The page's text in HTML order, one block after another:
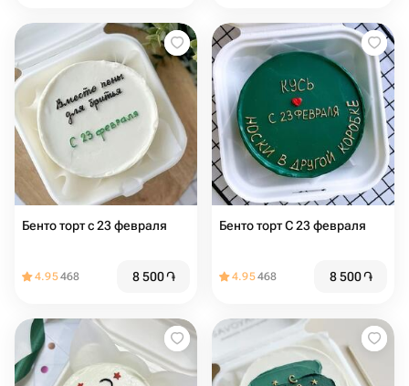
Бенто торт с 23 февраля
4.95468 8 500֏
Бенто торт С 23 февраля
4.95468 8 500֏